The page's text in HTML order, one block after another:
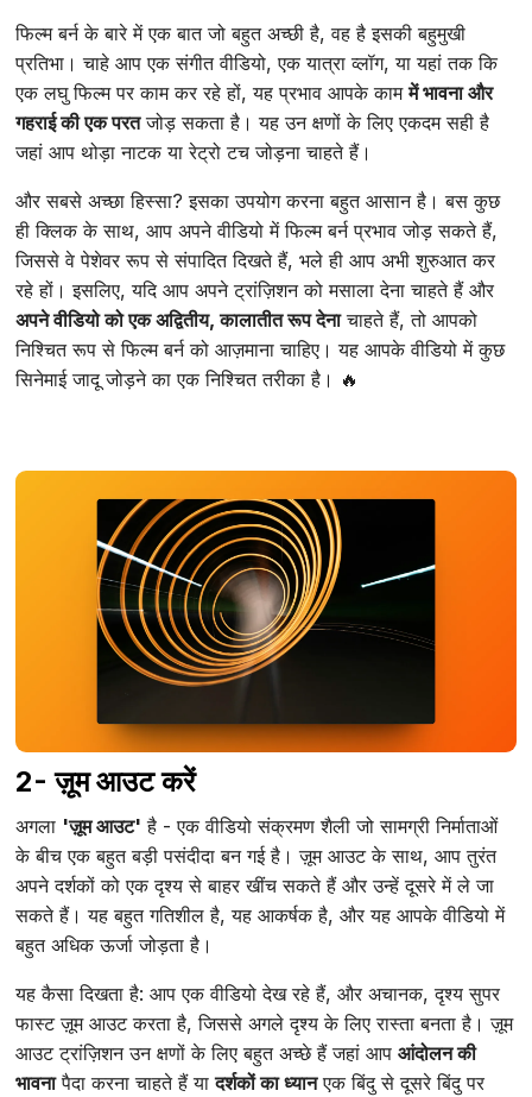
फिल्म बर्न के बारे में एक बात जो बहुत अच्छी है, वह है इसकी बहुमुखी
प्रतिभा। चाहे आप एक संगीत वीडियो, एक यात्रा व्लॉग, या यहां तक कि
एक लघु फिल्म पर काम कर रहे हों, यह प्रभाव आपके काममें भावना और
गहराई की एक परतजोड़ सकता है। यह उन क्षणों के लिए एकदम सही है
जहां आप थोड़ा नाटक या रेट्रो टच जोड़ना चाहते हैं।
और सबसे अच्छा हिस्सा? इसका उपयोग करना बहुत आसान है। बस कुछ
ही क्लिक के साथ, आप अपने वीडियो में फिल्म बर्न प्रभाव जोड़ सकते हैं,
जिससे वे पेशेवर रूप से संपादित दिखते हैं, भले ही आप अभी शुरुआत कर
रहे हों। इसलिए, यदि आप अपने ट्रांज़िशन को मसाला देना चाहते हैं और
अपने वीडियो को एक अद्वितीय, कालातीत रूप देनाचाहते हैं, तो आपको
निश्चित रूप से फिल्म बर्न को आज़माना चाहिए। यह आपके वीडियो में कुछ
सिनेमाई जादू जोड़ने का एक निश्चित तरीका है। 🔥
2- ज़ूम आउट करें
अगला 'ज़ूम आउट' है - एक वीडियो संक्रमण शैली जो सामग्री निर्माताओं
के बीच एक बहुत बड़ी पसंदीदा बन गई है। ज़ूम आउट के साथ, आप तुरंत
अपने दर्शकों को एक दृश्य से बाहर खींच सकते हैं और उन्हें दूसरे में ले जा
सकते हैं। यह बहुत गतिशील है, यह आकर्षक है, और यह आपके वीडियो में
बहुत अधिक ऊर्जा जोड़ता है।
यह कैसा दिखता है: आप एक वीडियो देख रहे हैं, और अचानक, दृश्य सुपर
फास्ट ज़ूम आउट करता है, जिससे अगले दृश्य के लिए रास्ता बनता है। ज़ूम
आउट ट्रांज़िशन उन क्षणों के लिए बहुत अच्छे हैं जहां आपआंदोलन की
भावनापैदा करना चाहते हैं यादर्शकों का ध्यानएक बिंदु से दूसरे बिंदु पर